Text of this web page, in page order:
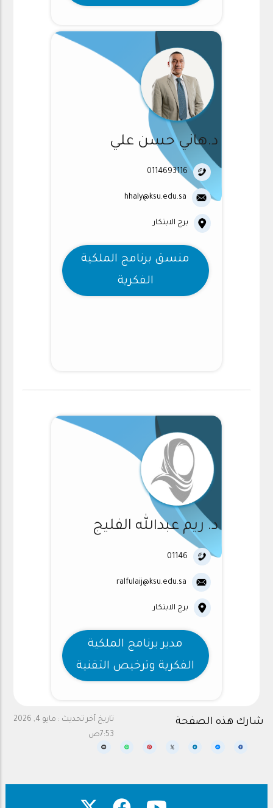
د.هاني حسن علي
0114693116
hhaly@ksu.edu.sa
برج الابتكار
منسق برنامج الملكية
الفكرية
د. ريم عبدالله الفليج
01146
ralfulaij@ksu.edu.sa
برج الابتكار
مدير برنامج الملكية
الفكرية وترخيص التقنية
تاريخ آخر تحديث :
مايو 4, 2026
7:53ص
شارك هذه الصفحة